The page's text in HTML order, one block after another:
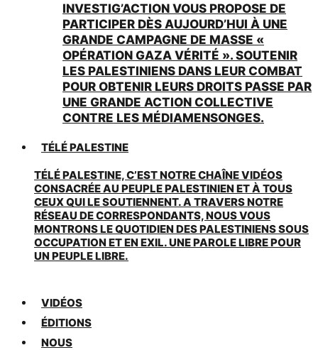
INVESTIG’ACTION VOUS PROPOSE DE
PARTICIPER DÈS AUJOURD’HUI À UNE
GRANDE CAMPAGNE DE MASSE «
OPÉRATION GAZA VÉRITÉ ». SOUTENIR
LES PALESTINIENS DANS LEUR COMBAT
POUR OBTENIR LEURS DROITS PASSE PAR
UNE GRANDE ACTION COLLECTIVE
CONTRE LES MÉDIAMENSONGES.
TÉLÉ PALESTINE
TÉLÉ PALESTINE, C’EST NOTRE CHAÎNE VIDÉOS
CONSACRÉE AU PEUPLE PALESTINIEN ET À TOUS
CEUX QUI LE SOUTIENNENT. A TRAVERS NOTRE
RÉSEAU DE CORRESPONDANTS, NOUS VOUS
MONTRONS LE QUOTIDIEN DES PALESTINIENS SOUS
OCCUPATION ET EN EXIL. UNE PAROLE LIBRE POUR
UN PEUPLE LIBRE.
VIDÉOS
ÉDITIONS
NOUS